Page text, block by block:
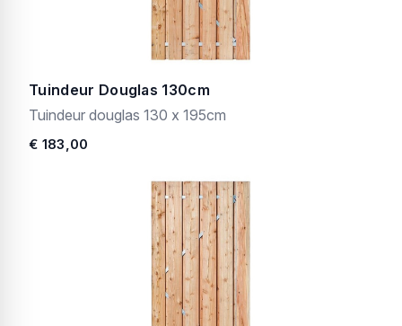
Tuindeur Douglas 130cm
Tuindeur douglas 130 x 195cm
€ 183,00